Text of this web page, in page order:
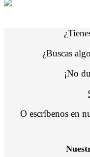
¿Buscas
¡No
O escríbenos en